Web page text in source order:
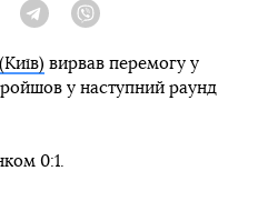
Twitter Telegram
вирвав перемогу у
у наступний раунд
0:1.